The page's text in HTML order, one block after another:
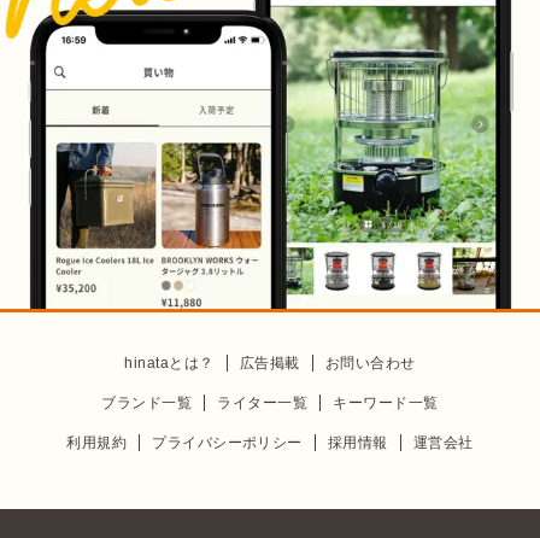
hinataとは？ 広告掲載 お問い合わせ
ブランド一覧 ライター一覧 キーワード一覧
利用規約 プライバシーポリシー 採用情報 運営会社